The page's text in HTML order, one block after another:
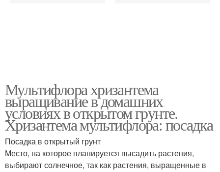
Мультифлора хризантема
выращивание в домашних
условиях в открытом грунте.
Хризантема мультифлора: посадка
Посадка в открытый грунт
Место, на которое планируется высадить растения,
выбирают солнечное, так как растения, выращенные в